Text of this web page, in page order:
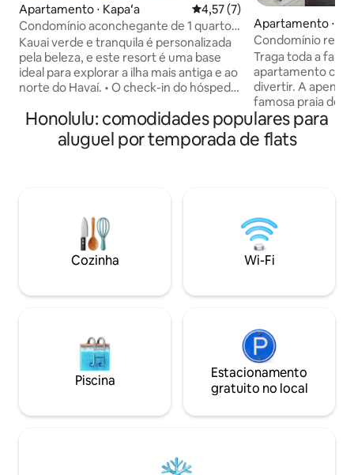
Apartamento ⋅ Kapaʻa 4,57 de uma avaliação média
4,57 (7)
Condomínio aconchegante de 1 quarto
em frente à praia de Kauai!
Kauai verde e tranquila é personalizada
pela beleza, e este resort é uma base
ideal para explorar a ilha mais antiga e ao
norte do Havaí. • O check-in do hóspede
documento de identificação válido. • O
hóspede deve ter um cartão de
débito/crédito para colocar o depósito
no check-in. Por favor, confirme seu
primeiro e último nome, conforme
mostrado no documento de
identificação, ao enviar uma reserva. •
exigido no resort
Apartamento ⋅
Condomínio
Waikiki Banyan
Traga toda a
apartamento
divertir. A apenas
famosa praia de
renovado moderno 1 quarto 1
com cozinha em
relaxantes de
(máximo de 6
velocidade, TV a
totalmente
e secar roupa no local. Observe
Honolulu: comodidades populares para
aluguel por temporada de flats
Cozinha Wi-Fi
Piscina
Estacionamento
gratuito no local